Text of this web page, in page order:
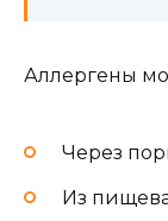
Аллергены
Через
Из